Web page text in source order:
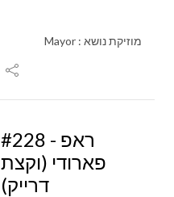
מוזיקת נושא : Mayor
#228 - ראפ
פארודי (וקצת
דרייק)